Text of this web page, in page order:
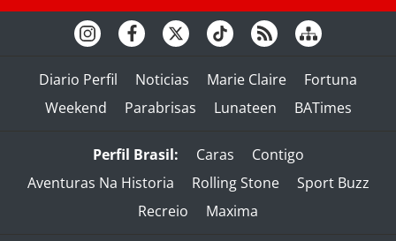
Diario Perfil Noticias Marie Claire
Fortuna
Weekend
Parabrisas Lunateen BATimes
Perfil Brasil: Caras
Contigo
Aventuras Na Historia
Rolling Stone
Sport Buzz
Recreio
Maxima